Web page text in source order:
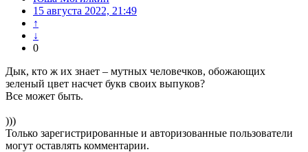
15 августа 2022, 21:49
↑
↓
0
Дык, кто ж их знает – мутных человечков, обожающих
зеленый цвет насчет букв своих выпуков?
Все может быть.
)))
Только зарегистрированные и авторизованные пользователи
могут оставлять комментарии.